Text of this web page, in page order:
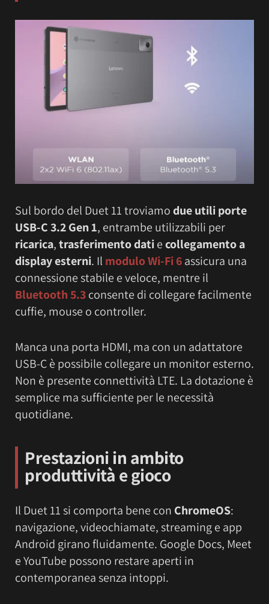
Sul bordo del Duet 11 troviamodue utili porte
USB-C 3.2 Gen 1, entrambe utilizzabili per
ricarica,trasferimento datiecollegamento a
display esterni. Il modulo Wi-Fi 6assicura una
connessione stabile e veloce, mentre il
Bluetooth 5.3consente di collegare facilmente
cuffie, mouse o controller.
Manca una porta HDMI, ma con un adattatore
USB-C è possibile collegare un monitor esterno.
Non è presente connettività LTE. La dotazione è
semplice ma sufficiente per le necessità
quotidiane.
Prestazioni in ambito
produttività e gioco
Il Duet 11 si comporta bene con ChromeOS:
navigazione, videochiamate, streaming e app
Android girano fluidamente. Google Docs, Meet
e YouTube possono restare aperti in
contemporanea senza intoppi.